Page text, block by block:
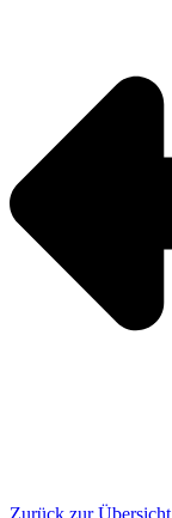
Zurück zur Übersicht